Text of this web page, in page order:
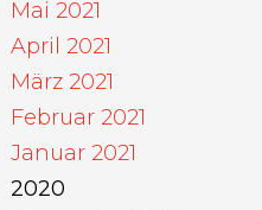
Mai 2021
April 2021
März 2021
Februar 2021
Januar 2021
2020